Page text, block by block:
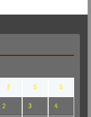
F S
S
2 3
4